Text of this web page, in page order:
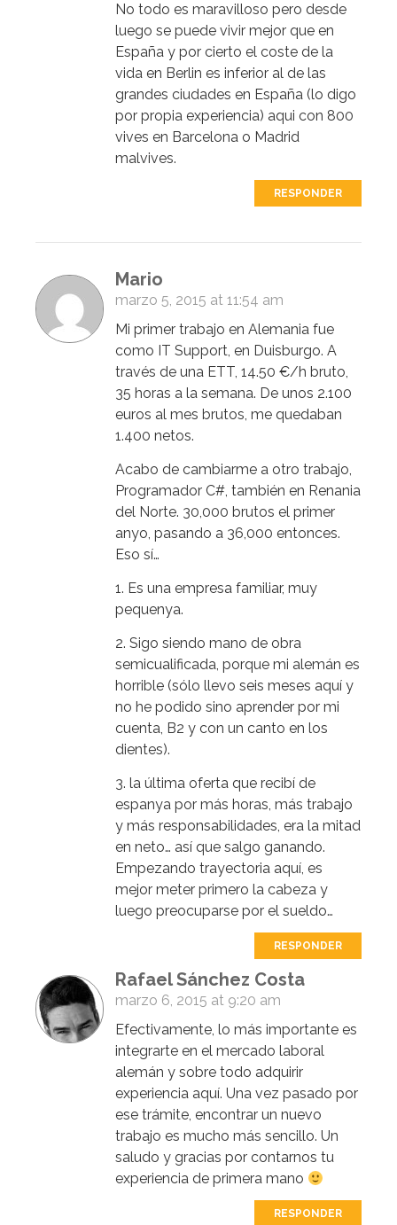
No todo es maravilloso pero desde
luego se puede vivir mejor que en
España y por cierto el coste de la
vida en Berlin es inferior al de las
grandes ciudades en España (lo digo
por propia experiencia) aqui con 800
vives en Barcelona o Madrid
malvives.
RESPONDER
Mario
marzo 5, 2015 at 11:54 am
Mi primer trabajo en Alemania fue
como IT Support, en Duisburgo. A
través de una ETT, 14.50 €/h bruto,
35 horas a la semana. De unos 2.100
euros al mes brutos, me quedaban
1.400 netos.
Acabo de cambiarme a otro trabajo,
Programador C#, también en Renania
del Norte. 30,000 brutos el primer
anyo, pasando a 36,000 entonces.
Eso sí…
1. Es una empresa familiar, muy
pequenya.
2. Sigo siendo mano de obra
semicualificada, porque mi alemán es
horrible (sólo llevo seis meses aquí y
no he podido sino aprender por mi
cuenta, B2 y con un canto en los
dientes).
3. la última oferta que recibí de
espanya por más horas, más trabajo
y más responsabilidades, era la mitad
en neto… así que salgo ganando.
Empezando trayectoria aquí, es
mejor meter primero la cabeza y
luego preocuparse por el sueldo…
RESPONDER
Rafael Sánchez Costa
marzo 6, 2015 at 9:20 am
Efectivamente, lo más importante es
integrarte en el mercado laboral
alemán y sobre todo adquirir
experiencia aquí. Una vez pasado por
ese trámite, encontrar un nuevo
trabajo es mucho más sencillo. Un
saludo y gracias por contarnos tu
experiencia de primera mano
RESPONDER